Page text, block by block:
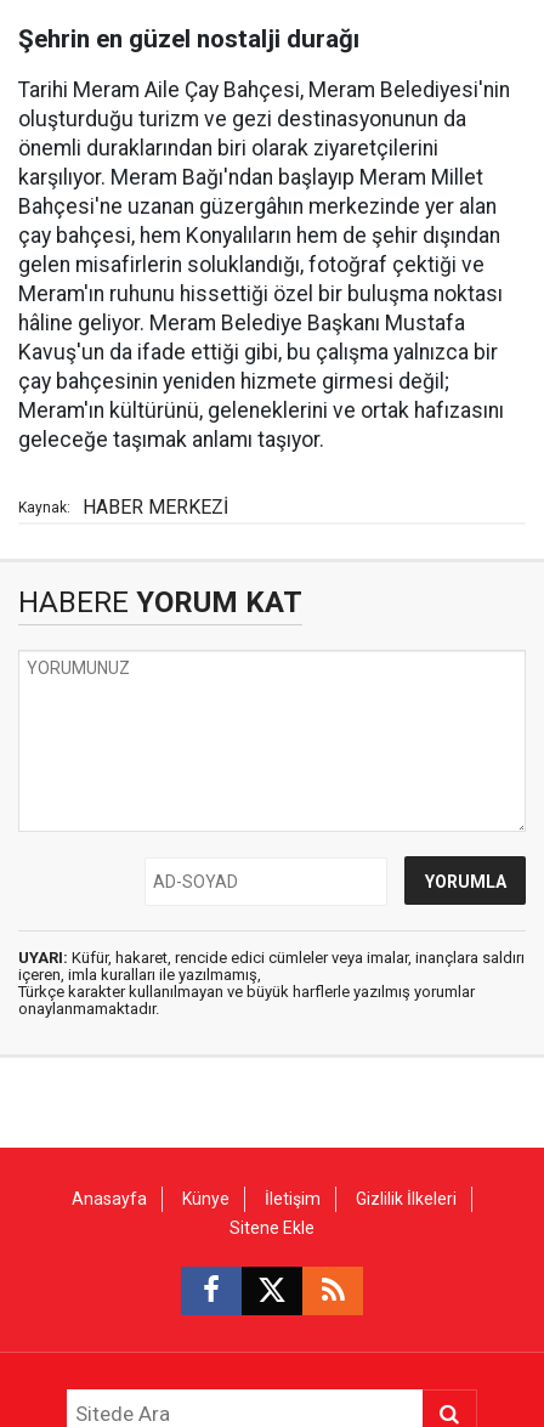
Şehrin en güzel nostalji durağı
Tarihi Meram Aile Çay Bahçesi, Meram Belediyesi'nin
oluşturduğu turizm ve gezi destinasyonunun da
önemli duraklarından biri olarak ziyaretçilerini
karşılıyor. Meram Bağı'ndan başlayıp Meram Millet
Bahçesi'ne uzanan güzergâhın merkezinde yer alan
çay bahçesi, hem Konyalıların hem de şehir dışından
gelen misafirlerin soluklandığı, fotoğraf çektiği ve
Meram'ın ruhunu hissettiği özel bir buluşma noktası
hâline geliyor. Meram Belediye Başkanı Mustafa
Kavuş'un da ifade ettiği gibi, bu çalışma yalnızca bir
çay bahçesinin yeniden hizmete girmesi değil;
Meram'ın kültürünü, geleneklerini ve ortak hafızasını
geleceğe taşımak anlamı taşıyor.
Kaynak: HABER MERKEZİ
HABERE YORUM KAT
UYARI: Küfür, hakaret, rencide edici cümleler veya imalar, inançlara saldırı
içeren, imla kuralları ile yazılmamış,
Türkçe karakter kullanılmayan ve büyük harflerle yazılmış yorumlar
onaylanmamaktadır.
Anasayfa Künye İletişim
Gizlilik İlkeleri
Sitene Ekle